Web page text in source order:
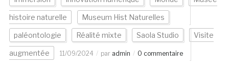
histoire naturelle Museum Hist Naturelles
paléontologie Réalité mixte Saola Studio Visite
augmentée 11/09/2024 par admin 0 commentaire